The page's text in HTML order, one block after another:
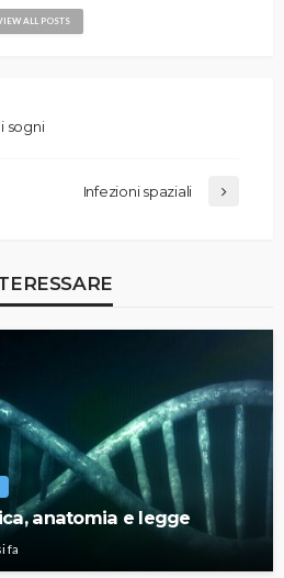
ALL POSTS
sogni
Infezioni spaziali
anatomia e legge
fa